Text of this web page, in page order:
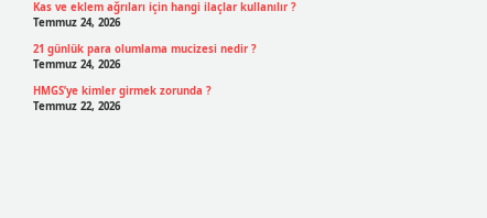
Kas ve eklem ağrıları için hangi ilaçlar kullanılır ?
Temmuz 24, 2026
21 günlük para olumlama mucizesi nedir ?
Temmuz 24, 2026
HMGS’ye kimler girmek zorunda ?
Temmuz 22, 2026